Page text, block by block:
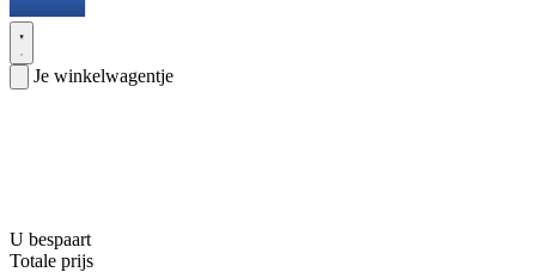
Je winkelwagentje
U bespaart
Totale prijs